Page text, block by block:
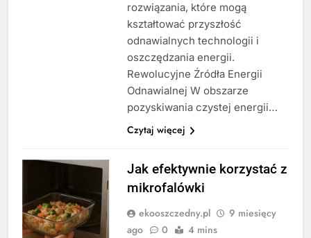
rozwiązania, które mogą
kształtować przyszłość
odnawialnych technologii i
oszczędzania energii.
Rewolucyjne Źródła Energii
Odnawialnej W obszarze
pozyskiwania czystej energii…
Czytaj więcej
Jak efektywnie korzystać z
mikrofalówki
ekooszczedny.pl
9 miesięcy
ago
0 4 mins